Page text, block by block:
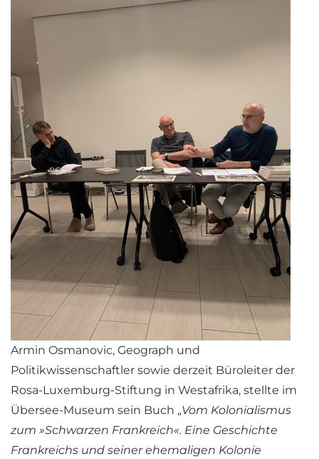
Armin Osmanovic, Geograph und
Politikwissenschaftler sowie derzeit Büroleiter der
Rosa-Luxemburg-Stiftung in Westafrika, stellte im
Übersee-Museum sein Buch „Vom Kolonialismus
zum »Schwarzen Frankreich«. Eine Geschichte
Frankreichs und seiner ehemaligen Kolonie